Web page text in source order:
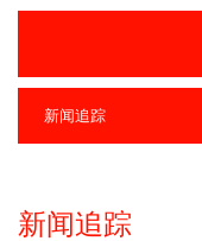
新闻追踪
新闻追踪